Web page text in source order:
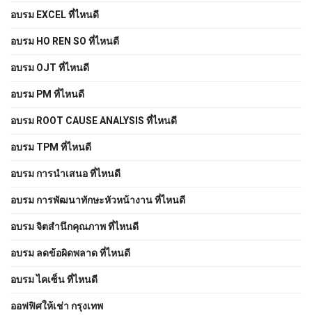
อบรม EXCEL ที่ไหนดี
อบรม HO REN SO ที่ไหนดี
อบรม OJT ที่ไหนดี
อบรม PM ที่ไหนดี
อบรม ROOT CAUSE ANALYSIS ที่ไหนดี
อบรม TPM ที่ไหนดี
อบรม การนำเสนอ ที่ไหนดี
อบรม การพัฒนาทักษะหัวหน้างาน ที่ไหนดี
อบรม จิตสำนึกคุณภาพ ที่ไหนดี
อบรม ลดข้อผิดพลาด ที่ไหนดี
อบรม ไคเซ็น ที่ไหนดี
ออฟฟิศให้เช่า กรุงเทพ